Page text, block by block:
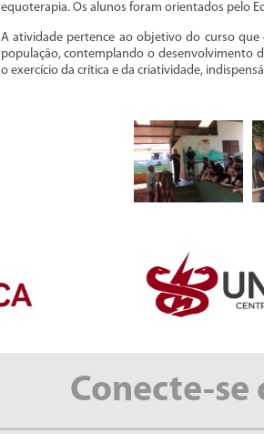
equoterapia. Os alunos foram orientados pelo
A atividade pertence ao objetivo do curso que
população, contemplando o desenvolvimento
o exercício da crítica e da criatividade,
Conecte-se